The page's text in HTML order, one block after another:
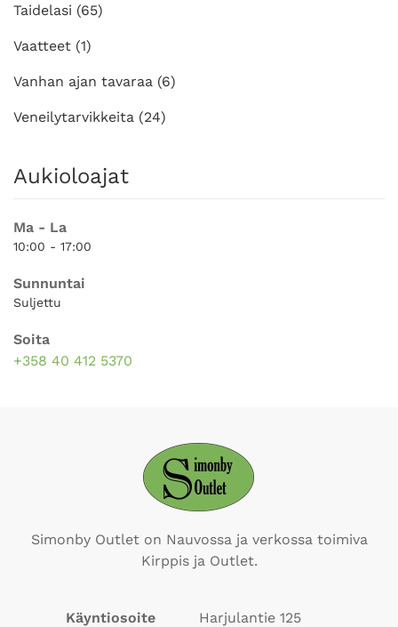
Taidelasi (65)
Vaatteet (1)
Vanhan ajan tavaraa (6)
Veneilytarvikkeita (24)
Aukioloajat
Ma - La
10:00 - 17:00
Sunnuntai
Suljettu
Soita
+358 40 412 5370
Simonby Outlet on Nauvossa ja verkossa toimiva
Kirppis ja Outlet.
Käyntiosoite
Harjulantie 125